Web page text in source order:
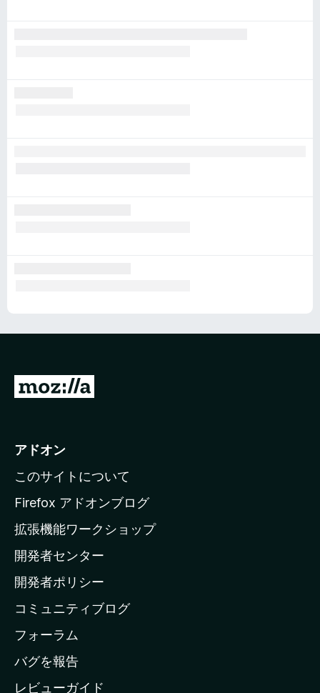
M
i
l
a
ホ
ー
ム
ー
ジ
へ
アドオン
このサイトについて
Firefox アドオンブログ
拡張機能ワークショップ
開発者センター
開発者ポリシー
コミュニティブログ
フォーラム
バグを報告
レビューガイド